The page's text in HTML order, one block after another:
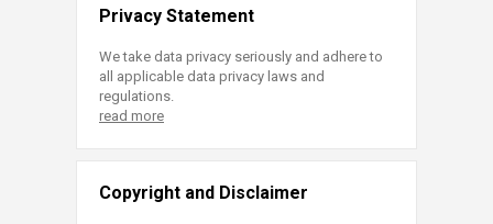
Privacy Statement
We take data privacy seriously and adhere to
all applicable data privacy laws and
regulations.
read more
Copyright and Disclaimer